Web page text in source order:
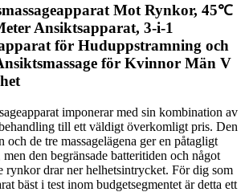
Mot Rynkor, 45℃
Ansiktsapparat, 3-i-1
för Huduppstramning och
för Kvinnor Män V
imponerar med sin kombination av
till ett väldigt överkomligt pris. Den
och de tre massagelägena ger en påtagligt
den begränsade batteritiden och något
rynkor drar ner helhetsintrycket. För dig som
bäst i test inom budgetsegmentet är detta ett